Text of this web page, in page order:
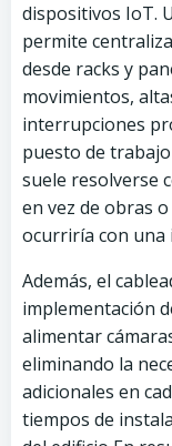
dispositivos IoT.
permite
desde racks y
movimientos,
interrupciones
puesto de
suele resolverse
en vez de obras
ocurriría con una
Además, el
implementación
alimentar
eliminando la
adicionales en
tiempos de